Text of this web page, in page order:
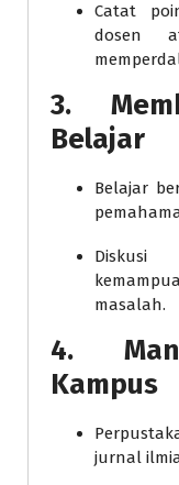
Catat
dosen
3.
Belajar
Belajar
Diskusi
masalah.
4.
Kampus
jurnal